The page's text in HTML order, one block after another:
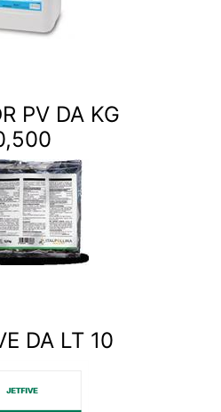
PV DA KG
DA LT 10